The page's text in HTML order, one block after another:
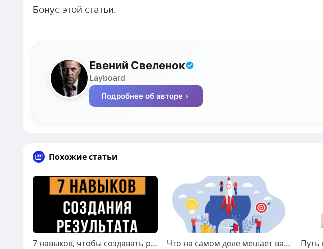
Бонус этой статьи.
Евений Свеленок
Layboard
Подробнее об авторе
Похожие статьи
7 навыков, чтобы создавать результат в своей жизни. Что на самом деле мешает вам открыть своё дело